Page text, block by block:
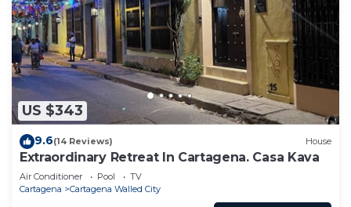
US $343
9.6(14 Reviews) House
Extraordinary Retreat In Cartagena. Casa Kava
Air Conditioner Pool
TV
Cartagena
Cartagena Walled City